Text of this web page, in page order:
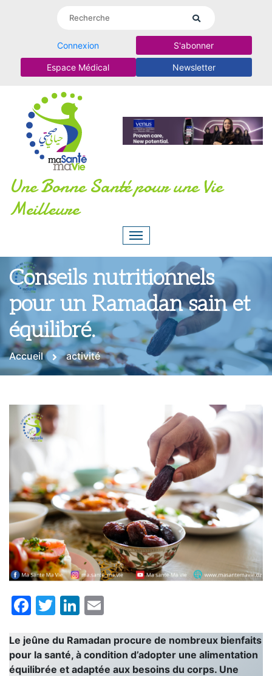
Connexion S'abonner
Espace Médical Newsletter
Une Bonne Santé pour une Vie
Meilleure
Conseils nutritionnels
pour un Ramadan sain et
équilibré.
Accueil activité
Facebook
TwitterLinkedIn
Le jeûne du Ramadan procure de nombreux bienfaits
pour la santé, à condition d’adopter une alimentation
équilibrée et adaptée aux besoins du corps. Une